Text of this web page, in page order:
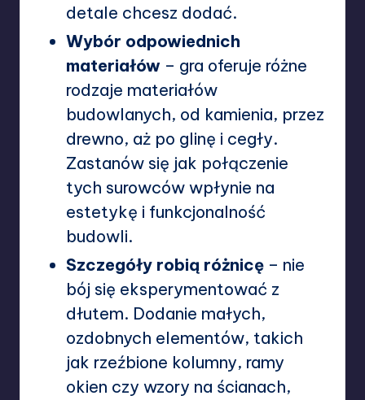
detale chcesz dodać.
Wybór odpowiednich
materiałów – gra oferuje różne
rodzaje materiałów
budowlanych, od kamienia, przez
drewno, aż po glinę i cegły.
Zastanów się jak połączenie
tych surowców wpłynie na
estetykę i funkcjonalność
budowli.
Szczegóły robią różnicę – nie
bój się eksperymentować z
dłutem. Dodanie małych,
ozdobnych elementów, takich
jak rzeźbione kolumny, ramy
okien czy wzory na ścianach,